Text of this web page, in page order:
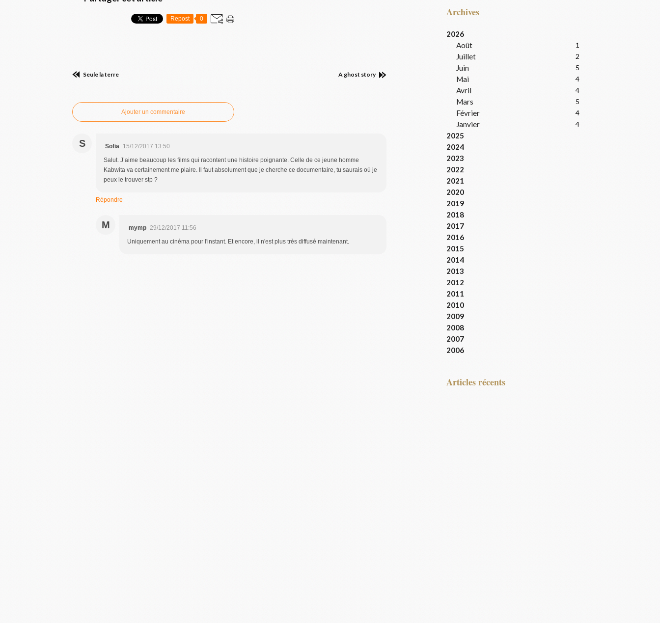
Repost 0
Seule la terre A ghost story
Ajouter un commentaire
S Sofia 15/12/2017 13:50
Salut. J’aime beaucoup les films qui racontent une histoire poignante. Celle de ce jeune homme
Kabwita va certainement me plaire. Il faut absolument que je cherche ce documentaire, tu saurais où je
peux le trouver stp ?
Répondre
M mymp 29/12/2017 11:56
Uniquement au cinéma pour l'instant. Et encore, il n'est plus très diffusé maintenant.
Archives
2026
Août
1
Juillet 2
Juin 5
Mai 4
Avril 4
Mars 5
Février 4
Janvier 4
2025
2024
2023
2022
2021
2020
2019
2018
2017
2016
2015
2014
2013
2012
2011
2010
2009
2008
2007
2006
articles récents